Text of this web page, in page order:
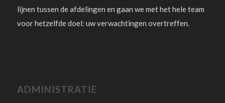
lijnen tussen de afdelingen en gaan we met het hele team
voor hetzelfde doel: uw verwachtingen overtreffen.
ADMINISTRATIE